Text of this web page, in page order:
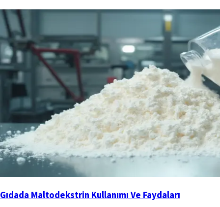
Gıdada Maltodekstrin Kullanımı Ve Faydaları